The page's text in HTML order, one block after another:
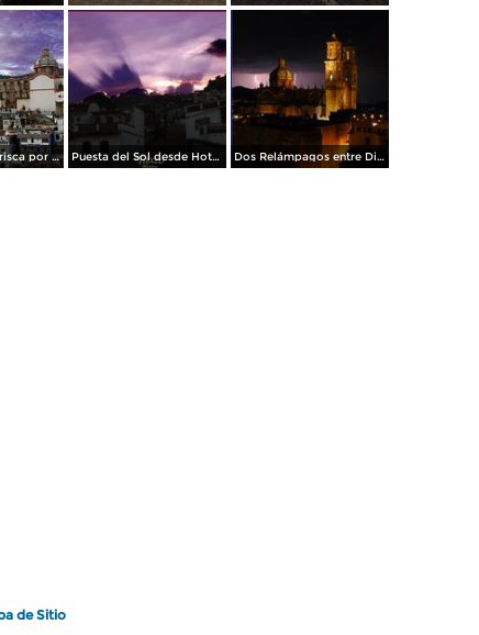
Vista de Santa Prisca por dia El Viernes Santo Puesta del Sol desde Hotel Casa Grande Dos Relámpagos entre Dios y la Parroquia de Santa Prisca
de Sitio